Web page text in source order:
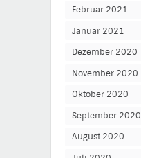
Februar 2021
Januar 2021
Dezember 2020
November 2020
Oktober 2020
September 2020
August 2020